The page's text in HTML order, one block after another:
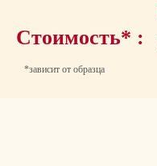
Стоимость* :
*зависит от образца